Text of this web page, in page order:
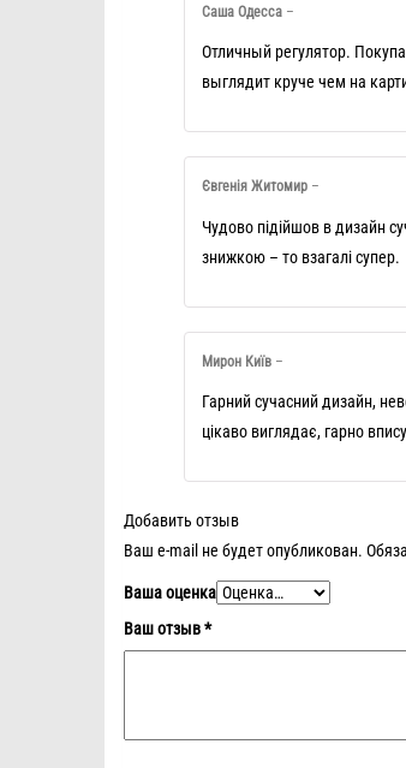
Саша Одесса –
Отличный регулятор.
выглядит круче чем на
Євгенія Житомир –
Чудово підійшов в дизайн
знижкою – то взагалі супер.
Мирон Київ –
Гарний сучасний дизайн,
цікаво виглядає, гарно
Добавить отзыв
Ваш e-mail не будет опубликован.
Ваша оценка
Ваш отзыв*